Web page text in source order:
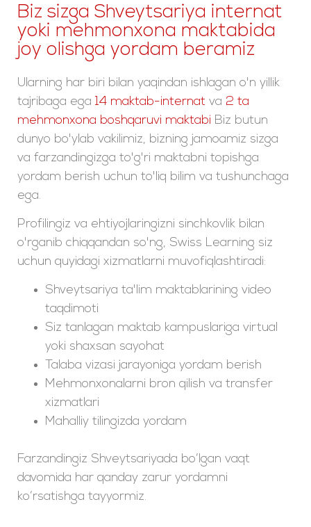
Biz sizga Shveytsariya internat
yoki mehmonxona maktabida
joy olishga yordam beramiz
Ularning har biri bilan yaqindan ishlagan o'n yillik
tajribaga ega 14 maktab-internat va 2 ta
mehmonxona boshqaruvi maktabi Biz butun
dunyo bo'ylab vakilimiz, bizning jamoamiz sizga
va farzandingizga to'g'ri maktabni topishga
yordam berish uchun to'liq bilim va tushunchaga
ega.
Profilingiz va ehtiyojlaringizni sinchkovlik bilan
o'rganib chiqqandan so'ng, Swiss Learning siz
uchun quyidagi xizmatlarni muvofiqlashtiradi:
Shveytsariya ta'lim maktablarining video
taqdimoti
Siz tanlagan maktab kampuslariga virtual
yoki shaxsan sayohat
Talaba vizasi jarayoniga yordam berish
Mehmonxonalarni bron qilish va transfer
xizmatlari
Mahalliy tilingizda yordam
Farzandingiz Shveytsariyada bo‘lgan vaqt
davomida har qanday zarur yordamni
ko‘rsatishga tayyormiz.